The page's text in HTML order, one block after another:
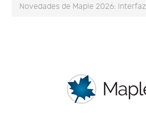
Novedades de Maple 2026: Interfaz